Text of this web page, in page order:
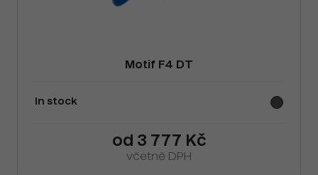
Motif F4 DT
In stock
od 3 777 Kč
včetně DPH